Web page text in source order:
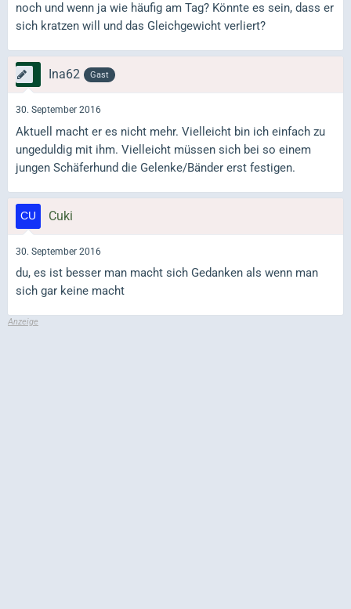
noch und wenn ja wie häufig am Tag? Könnte es sein, dass er
sich kratzen will und das Gleichgewicht verliert?
Ina62 Gast
30. September 2016
Aktuell macht er es nicht mehr. Vielleicht bin ich einfach zu
ungeduldig mit ihm. Vielleicht müssen sich bei so einem
jungen Schäferhund die Gelenke/Bänder erst festigen.
Cuki
30. September 2016
du, es ist besser man macht sich Gedanken als wenn man
sich gar keine macht